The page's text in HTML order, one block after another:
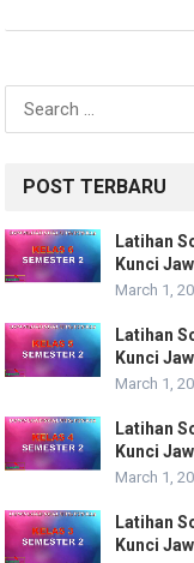
for:
POST TERBARU
Latihan
Kunci
March 1,
Latihan
Kunci
March 1,
Latihan
Kunci
March 1,
Latihan
Kunci